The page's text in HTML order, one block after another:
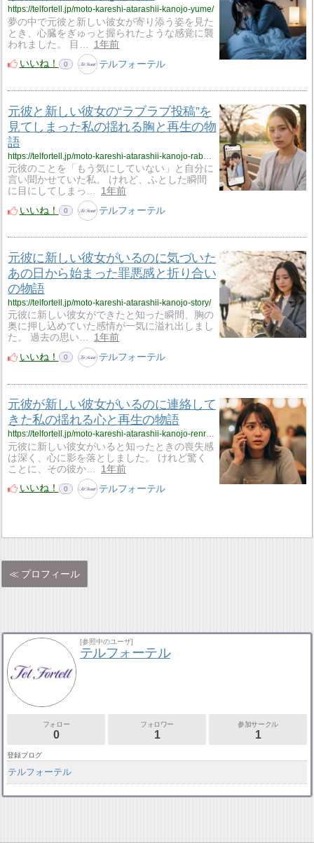
https://telfortell.jp/moto-kareshi-atarashii-kanojo-yume/
夢の中で元彼と新しい彼女が寄り添う姿を見た
とき、心臓をぎゅっと握られたような感覚に襲
われました。 目…
1年前
いいね！
0 テルフォーテル
元彼と新しい彼女の“ラブラブ投稿”を
見てしまった私の揺れる胸と再生の物
語
元彼のことを「もう気にしていない」と自分に
言い聞かせていた私。 けれど、ふとした瞬間
に目にしてしまっ…
1年前
いいね！
0 テルフォーテル
元彼に新しい彼女がいるのに気づいた
あの日から始まった罪悪感と折り合い
の物語
https://telfortell.jp/moto-kareshi-atarashii-kanojo-story/
元彼に新しい彼女ができたと知った瞬間、胸の
奥に押し込めていた感情が一気に溢れ出しまし
た。 過去の思い…
1年前
いいね！
0 テルフォーテル
元彼が新しい彼女がいるのに連絡して
きた私の揺れる心と再生の物語
https://telfortell.jp/moto-kareshi-atarashii-kanojo-renraku/
元彼に新しい彼女がいると知ったときの喪失感
は深く、心に影を落としました。 けれど驚く
ことに、その彼か…
1年前
いいね！
0 テルフォーテル
プロフィール
[参照中のユーザ]
テルフォーテル
フォロー
0
フォロワー
1
参加サークル
1
登録ブログ
テルフォーテル